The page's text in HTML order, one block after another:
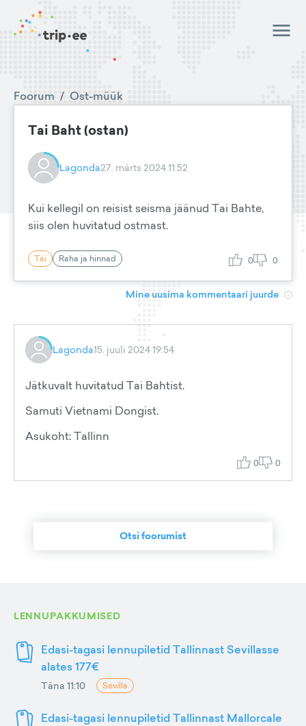
Foorum / Ost-müük
Tai Baht (ostan)
Lagonda27. märts 2024 11:52
Kui kellegil on reisist seisma jäänud Tai Bahte,
siis olen huvitatud ostmast.
Tai Raha ja hinnad 0 0
Mine uusima kommentaari juurde
Lagonda15. juuli 2024 19:54
Jätkuvalt huvitatud Tai Bahtist.
Samuti Vietnami Dongist.
Asukoht: Tallinn
0 0
Otsi foorumist
LENNUPAKKUMISED
Edasi-tagasi lennupiletid Tallinnast Sevillasse
alates 177€
Täna 11:10 Sevilla
Edasi-tagasi lennupiletid Tallinnast Mallorcale